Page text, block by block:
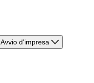
Avvio d’impresa